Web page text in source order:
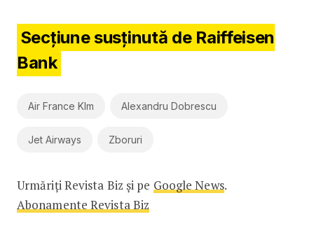
Secțiune susținută de Raiffeisen
Bank
Air France Klm Alexandru Dobrescu
Jet Airways Zboruri
Urmăriți Revista Biz și pe Google News.
Abonamente Revista Biz